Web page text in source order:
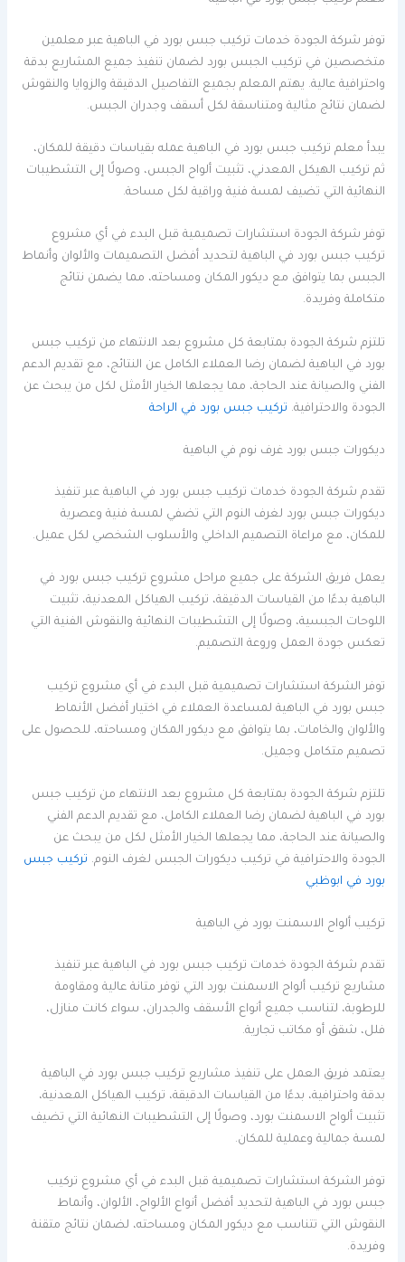
توفر شركة الجودة خدمات تركيب جبس بورد في الباهية عبر معلمين
متخصصين في تركيب الجبس بورد لضمان تنفيذ جميع المشاريع بدقة
واحترافية عالية. يهتم المعلم بجميع التفاصيل الدقيقة والزوايا والنقوش
لضمان نتائج مثالية ومتناسقة لكل أسقف وجدران الجبس.
يبدأ معلم تركيب جبس بورد في الباهية عمله بقياسات دقيقة للمكان،
ثم تركيب الهيكل المعدني، تثبيت ألواح الجبس، وصولًا إلى التشطيبات
النهائية التي تضيف لمسة فنية وراقية لكل مساحة.
توفر شركة الجودة استشارات تصميمية قبل البدء في أي مشروع
تركيب جبس بورد في الباهية لتحديد أفضل التصميمات والألوان وأنماط
الجبس بما يتوافق مع ديكور المكان ومساحته، مما يضمن نتائج
متكاملة وفريدة.
تلتزم شركة الجودة بمتابعة كل مشروع بعد الانتهاء من تركيب جبس
بورد في الباهية لضمان رضا العملاء الكامل عن النتائج، مع تقديم الدعم
الفني والصيانة عند الحاجة، مما يجعلها الخيار الأمثل لكل من يبحث عن
الجودة والاحترافية. تركيب جبس بورد في الراحة
ديكورات جبس بورد غرف نوم في الباهية
تقدم شركة الجودة خدمات تركيب جبس بورد في الباهية عبر تنفيذ
ديكورات جبس بورد لغرف النوم التي تضفي لمسة فنية وعصرية
للمكان، مع مراعاة التصميم الداخلي والأسلوب الشخصي لكل عميل.
يعمل فريق الشركة على جميع مراحل مشروع تركيب جبس بورد في
الباهية بدءًا من القياسات الدقيقة، تركيب الهياكل المعدنية، تثبيت
اللوحات الجبسية، وصولًا إلى التشطيبات النهائية والنقوش الفنية التي
تعكس جودة العمل وروعة التصميم.
توفر الشركة استشارات تصميمية قبل البدء في أي مشروع تركيب
جبس بورد في الباهية لمساعدة العملاء في اختيار أفضل الأنماط
والألوان والخامات، بما يتوافق مع ديكور المكان ومساحته، للحصول على
تصميم متكامل وجميل.
تلتزم شركة الجودة بمتابعة كل مشروع بعد الانتهاء من تركيب جبس
بورد في الباهية لضمان رضا العملاء الكامل، مع تقديم الدعم الفني
والصيانة عند الحاجة، مما يجعلها الخيار الأمثل لكل من يبحث عن
الجودة والاحترافية في تركيب ديكورات الجبس لغرف النوم. تركيب جبس
بورد في ابوظبي
تركيب ألواح الاسمنت بورد في الباهية
تقدم شركة الجودة خدمات تركيب جبس بورد في الباهية عبر تنفيذ
مشاريع تركيب ألواح الاسمنت بورد التي توفر متانة عالية ومقاومة
للرطوبة، لتناسب جميع أنواع الأسقف والجدران، سواء كانت منازل،
فلل، شقق أو مكاتب تجارية.
يعتمد فريق العمل على تنفيذ مشاريع تركيب جبس بورد في الباهية
بدقة واحترافية، بدءًا من القياسات الدقيقة، تركيب الهياكل المعدنية،
تثبيت ألواح الاسمنت بورد، وصولًا إلى التشطيبات النهائية التي تضيف
لمسة جمالية وعملية للمكان.
توفر الشركة استشارات تصميمية قبل البدء في أي مشروع تركيب
جبس بورد في الباهية لتحديد أفضل أنواع الألواح، الألوان، وأنماط
النقوش التي تتناسب مع ديكور المكان ومساحته، لضمان نتائج متقنة
وفريدة.